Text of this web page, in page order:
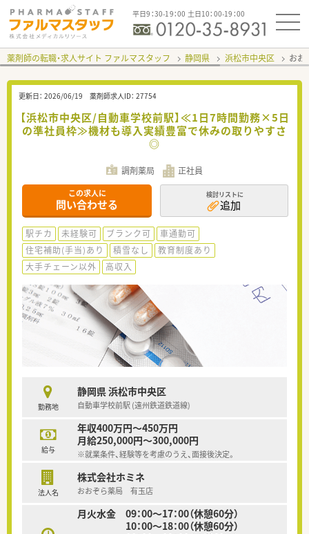
平日9：30-19：00 土日10：00-19：00
薬剤師の転職・求人サイト ファルマスタッフ 静岡県 浜松市中央区 お
更新日： 2026/06/19 薬剤師求人ID： 27754
【浜松市中央区/自動車学校前駅】≪1日7時間勤務×5日
の準社員枠≫機材も導入実績豊富で休みの取りやすさ
◎
調剤薬局 正社員
この求人に
問い合わせる
検討リストに
追加
駅チカ 未経験可 ブランク可
車通勤可
住宅補助(手当)あり
積雪なし
教育制度あり
大手チェーン以外
高収入
勤務地
静岡県 浜松市中央区
自動車学校前駅 (遠州鉄道鉄道線)
給与
年収400万円～450万円
月給250,000円～300,000円
※就業条件、経験等を考慮のうえ、面接後決定。
法人名
株式会社ホミネ
おおぞら薬局 有玉店
月火水金 09：00～17：00（休憩60分）
10：00～18：00（休憩60分）